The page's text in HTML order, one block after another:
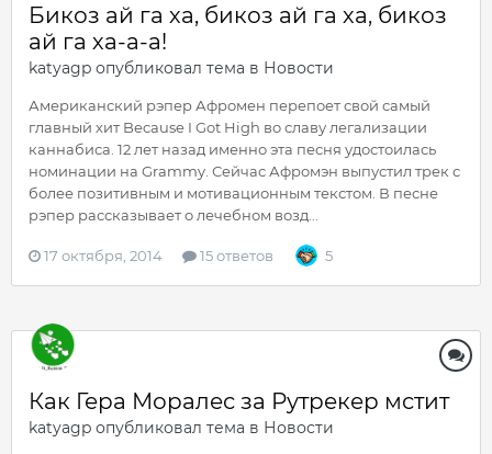
Бикоз ай га ха, бикоз ай га ха, бикоз
ай га ха-а-а!
katyagp опубликовал тема в Новости
Американский рэпер Афромен перепоет свой самый
главный хит Because I Got High во славу легализации
каннабиса. 12 лет назад именно эта песня удостоилась
номинации на Grammy. Сейчас Афромэн выпустил трек с
более позитивным и мотивационным текстом. В песне
рэпер рассказывает о лечебном возд...
17 октября, 2014 15 ответов 5
Как Гера Моралес за Рутрекер мстит
katyagp опубликовал тема в Новости